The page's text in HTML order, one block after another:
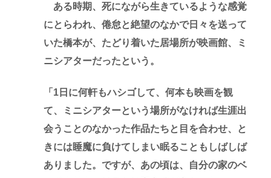
ある時期、死にながら生きているような感覚
にとらわれ、倦怠と絶望のなかで日々を送って
いた橋本が、たどり着いた居場所が映画館、ミ
ニシアターだったという。
「1日に何軒もハシゴして、何本も映画を観
て、ミニシアターという場所がなければ生涯出
会うことのなかった作品たちと目を合わせ、と
きには睡魔に負けてしまい眠ることもしばしば
ありました。ですが、あの頃は、自分の家のベ